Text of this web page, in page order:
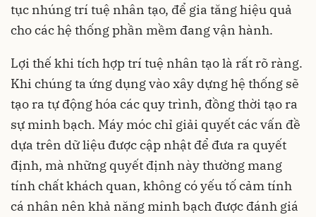
tục nhúng trí tuệ nhân tạo, để gia tăng hiệu quả
cho các hệ thống phần mềm đang vận hành.
Lợi thế khi tích hợp trí tuệ nhân tạo là rất rõ ràng.
Khi chúng ta ứng dụng vào xây dựng hệ thống sẽ
tạo ra tự động hóa các quy trình, đồng thời tạo ra
sự minh bạch. Máy móc chỉ giải quyết các vấn đề
dựa trên dữ liệu được cập nhật để đưa ra quyết
định, mà những quyết định này thường mang
tính chất khách quan, không có yếu tố cảm tính
cá nhân nên khả năng minh bạch được đánh giá